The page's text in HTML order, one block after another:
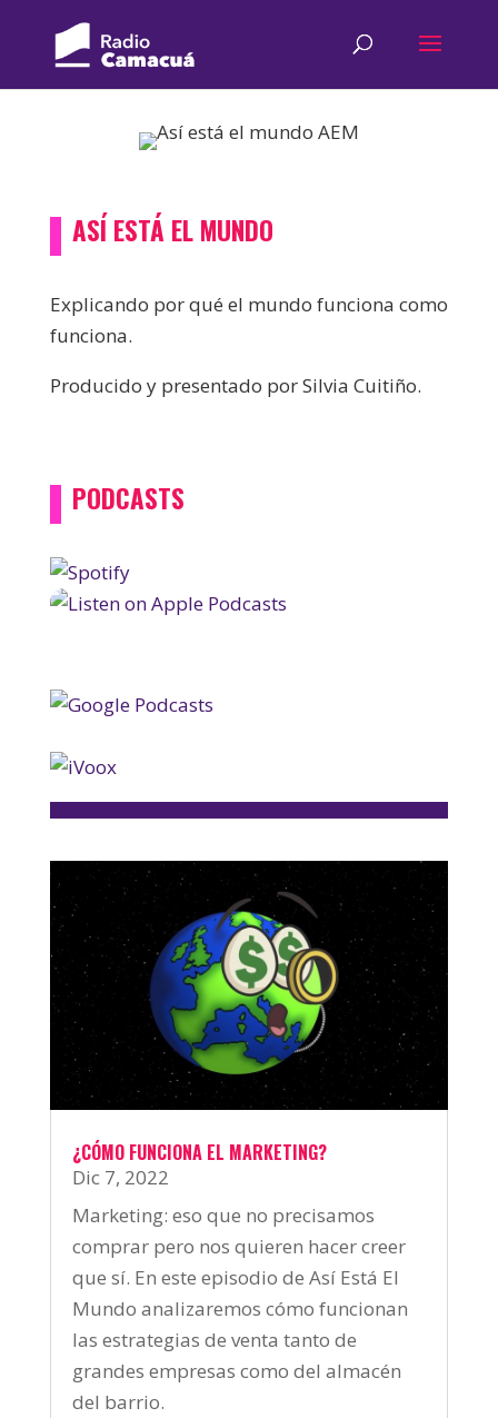
ASÍ ESTÁ EL MUNDO
Explicando por qué el mundo funciona como
funciona.
Producido y presentado por Silvia Cuitiño.
PODCASTS
¿CÓMO FUNCIONA EL MARKETING?
Dic 7, 2022
Marketing: eso que no precisamos
comprar pero nos quieren hacer creer
que sí. En este episodio de Así Está El
Mundo analizaremos cómo funcionan
las estrategias de venta tanto de
grandes empresas como del almacén
del barrio.